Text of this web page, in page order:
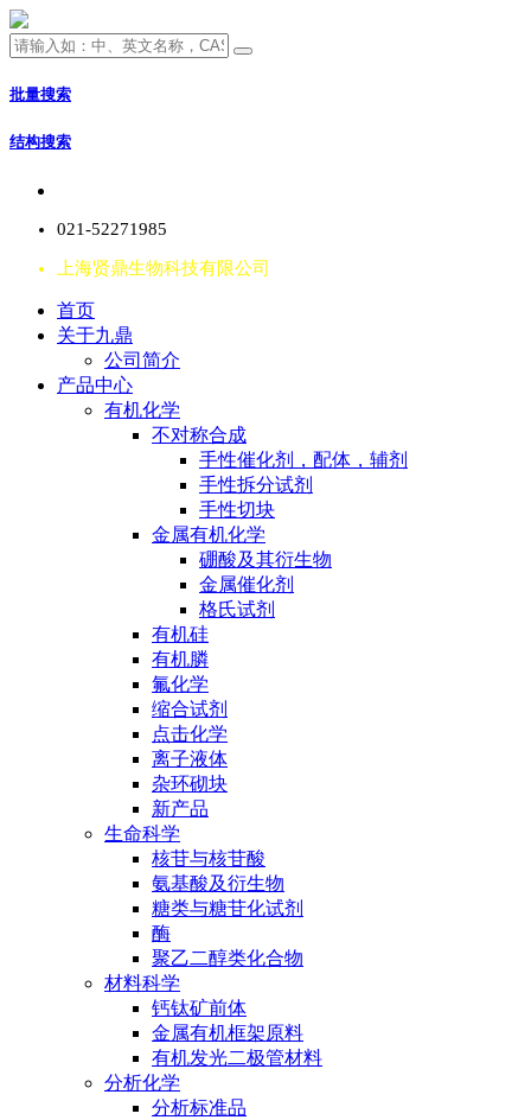
批量搜索
结构搜索
021-52271985
上海贤鼎生物科技有限公司
首页
关于九鼎
公司简介
产品中心
有机化学
不对称合成
手性催化剂，配体，辅剂
手性拆分试剂
手性切块
金属有机化学
硼酸及其衍生物
金属催化剂
格氏试剂
有机硅
有机膦
氟化学
缩合试剂
点击化学
离子液体
杂环砌块
新产品
生命科学
核苷与核苷酸
氨基酸及衍生物
糖类与糖苷化试剂
酶
聚乙二醇类化合物
材料科学
钙钛矿前体
金属有机框架原料
有机发光二极管材料
分析化学
分析标准品